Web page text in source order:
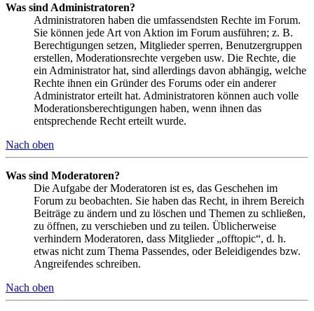
Was sind Administratoren?
Administratoren haben die umfassendsten Rechte im Forum.
Sie können jede Art von Aktion im Forum ausführen; z. B.
Berechtigungen setzen, Mitglieder sperren, Benutzergruppen
erstellen, Moderationsrechte vergeben usw. Die Rechte, die
ein Administrator hat, sind allerdings davon abhängig, welche
Rechte ihnen ein Gründer des Forums oder ein anderer
Administrator erteilt hat. Administratoren können auch volle
Moderationsberechtigungen haben, wenn ihnen das
entsprechende Recht erteilt wurde.
Nach oben
Was sind Moderatoren?
Die Aufgabe der Moderatoren ist es, das Geschehen im
Forum zu beobachten. Sie haben das Recht, in ihrem Bereich
Beiträge zu ändern und zu löschen und Themen zu schließen,
zu öffnen, zu verschieben und zu teilen. Üblicherweise
verhindern Moderatoren, dass Mitglieder „offtopic“, d. h.
etwas nicht zum Thema Passendes, oder Beleidigendes bzw.
Angreifendes schreiben.
Nach oben